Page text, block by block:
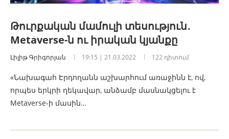
Թուրքական մամուլի տեսություն․
Metaverse-ն ու իրական կյանքը
Լիլիթ Գրիգորյան 19:15 | 21.03.2022 122 դիտում
«Նախագահ Էրդողանն աշխարհում առաջինն է, ով,
որպես երկրի ղեկավար, անձամբ մասնակցելու է
Metaverse-ի մասին…